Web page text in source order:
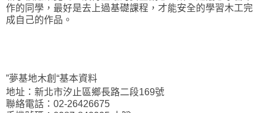
作的同學，最好是去上過基礎課程，才能安全的學習木工完
成自己的作品。
”夢基地木創“基本資料
地址：新北市汐止區鄉長路二段169號
聯絡電話：02-26426675